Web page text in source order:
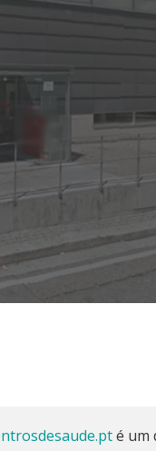
é um